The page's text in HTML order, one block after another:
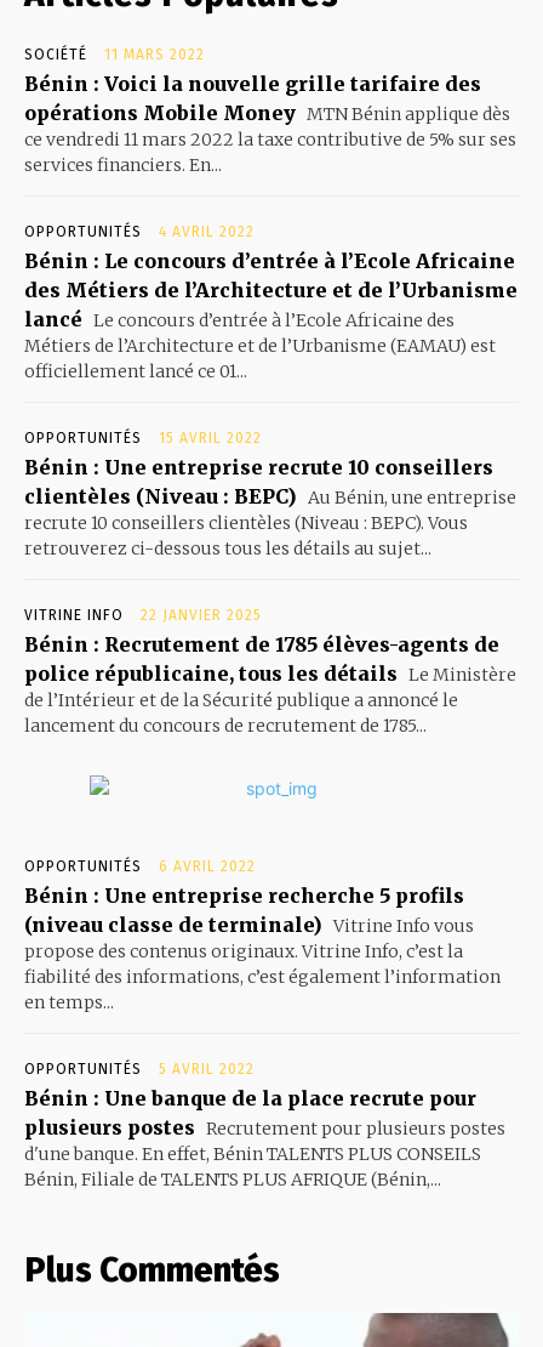
SOCIÉTÉ 11 MARS 2022
Bénin : Voici la nouvelle grille tarifaire des
opérations Mobile Money MTN Bénin applique dès
ce vendredi 11 mars 2022 la taxe contributive de 5% sur ses
services financiers. En...
OPPORTUNITÉS 4 AVRIL 2022
Bénin : Le concours d’entrée à l’Ecole Africaine
des Métiers de l’Architecture et de l’Urbanisme
lancé Le concours d’entrée à l’Ecole Africaine des
Métiers de l’Architecture et de l’Urbanisme (EAMAU) est
officiellement lancé ce 01...
OPPORTUNITÉS 15 AVRIL 2022
Bénin : Une entreprise recrute 10 conseillers
clientèles (Niveau : BEPC)
Au Bénin, une entreprise
recrute 10 conseillers clientèles (Niveau : BEPC). Vous
retrouverez ci-dessous tous les détails au sujet...
VITRINE INFO 22 JANVIER 2025
Bénin : Recrutement de 1785 élèves-agents de
police républicaine, tous les détails Le Ministère
de l’Intérieur et de la Sécurité publique a annoncé le
lancement du concours de recrutement de 1785...
OPPORTUNITÉS 6 AVRIL 2022
Bénin : Une entreprise recherche 5 profils
(niveau classe de terminale) Vitrine Info vous
propose des contenus originaux. Vitrine Info, c’est la
fiabilité des informations, c’est également l’information
en temps...
OPPORTUNITÉS 5 AVRIL 2022
Bénin : Une banque de la place recrute pour
plusieurs postes Recrutement pour plusieurs postes
d'une banque. En effet, Bénin TALENTS PLUS CONSEILS
Bénin, Filiale de TALENTS PLUS AFRIQUE (Bénin,...
Plus Commentés